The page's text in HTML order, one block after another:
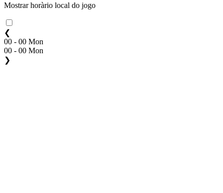
Mostrar horàrio local do jogo
❮
00 - 00 Mon
00 - 00 Mon
❯